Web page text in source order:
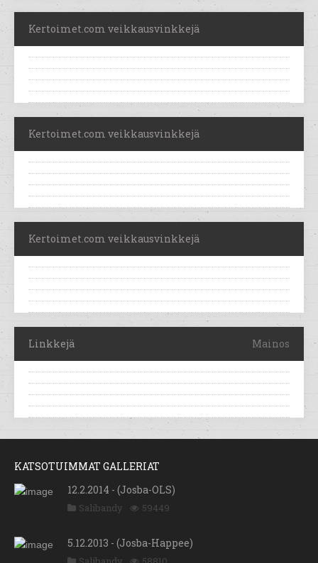
Kertoimet.com veikkausvinkkejä
Kertoimet.com veikkausvinkkejä
Kertoimet.com veikkausvinkkejä
Linkkejä Mainos
KATSOTUIMMAT GALLERIAT
12.2.2014 - (Josba-OLS)
Salibandy 59449
5.12.2013 - (Josba-Happee)